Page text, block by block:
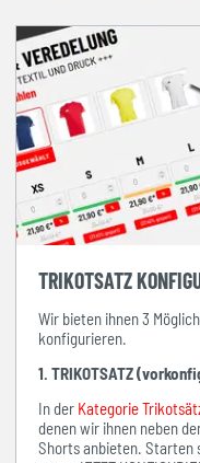
TRIKOTSATZ
Wir bieten ihnen 3
konfigurieren.
1. TRIKOTSATZ
In der Kategorie
denen wir ihnen neben
Shorts anbieten. Starten